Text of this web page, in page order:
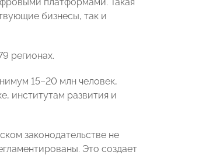
бизнесы, так и
регионах.
15–20 млн человек,
институтам развития и
законодательстве не
Это создает